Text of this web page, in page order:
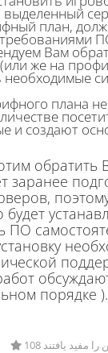
выделенный
план,
Вам
же на
необходимые
плана
и создают
обратить
заранее
ПО
порядке ).
را مفید یافتند